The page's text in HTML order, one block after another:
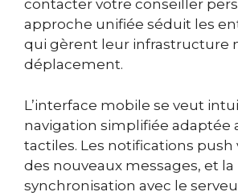
contacter votre conseiller
approche unifiée séduit les
qui gèrent leur infrastructure
déplacement.
L’interface mobile se veut
navigation simplifiée adaptée
tactiles. Les notifications
des nouveaux messages, et la
synchronisation avec le